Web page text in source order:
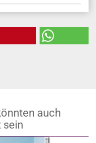
auch
sein